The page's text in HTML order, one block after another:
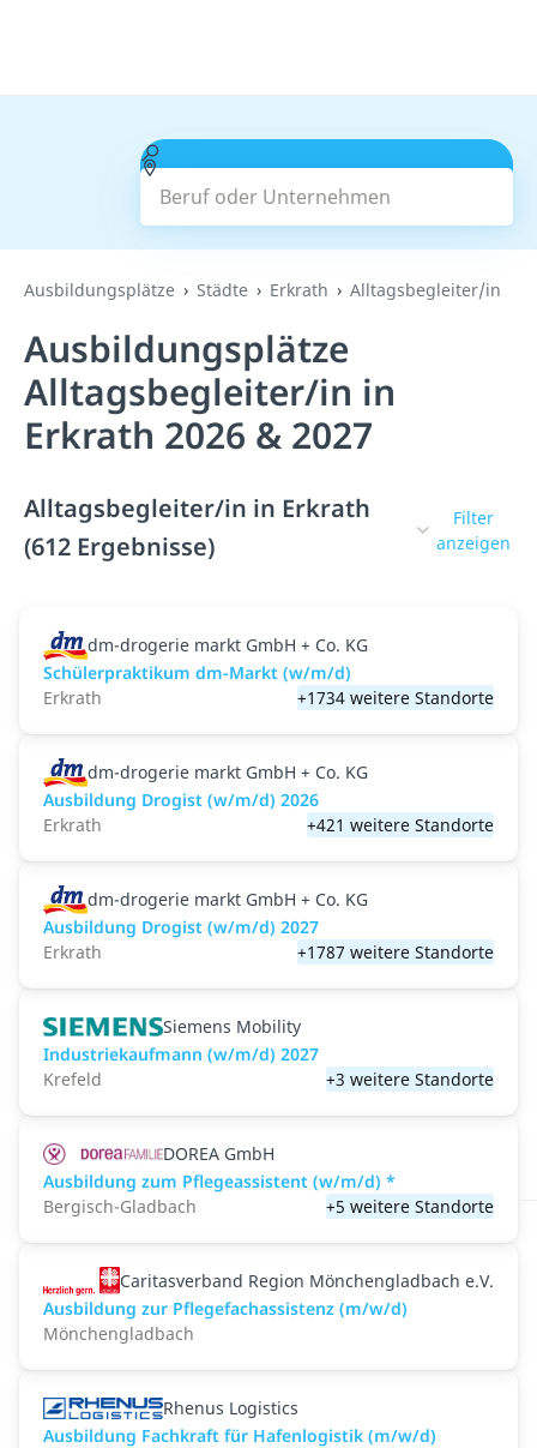
Beruf oder Unternehmen
Suchen
Ausbildungsplätze Städte Erkrath Alltagsbegleiter/in
Ausbildungsplätze
Alltagsbegleiter/in in
Erkrath 2026 & 2027
Alltagsbegleiter/in in Erkrath
(612 Ergebnisse)
Filter
anzeigen
dm-drogerie markt GmbH + Co. KG
Schülerpraktikum dm-Markt (w/m/d)
Erkrath
+1734 weitere Standorte
dm-drogerie markt GmbH + Co. KG
Ausbildung Drogist (w/m/d) 2026
Erkrath
+421 weitere Standorte
dm-drogerie markt GmbH + Co. KG
Ausbildung Drogist (w/m/d) 2027
Erkrath
+1787 weitere Standorte
Siemens Mobility
Industriekaufmann (w/m/d) 2027
Krefeld
+3 weitere Standorte
DOREA GmbH
Ausbildung zum Pflegeassistent (w/m/d) *
Bergisch-Gladbach
+5 weitere Standorte
Caritasverband Region Mönchengladbach e.V.
Ausbildung zur Pflegefachassistenz (m/w/d)
Mönchengladbach
Rhenus Logistics
Ausbildung Fachkraft für Hafenlogistik (m/w/d)